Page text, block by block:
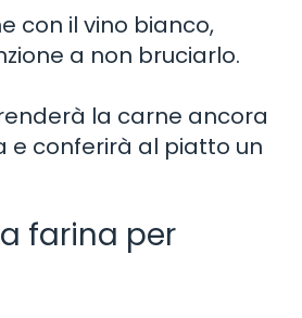
con il vino bianco,
a non bruciarlo.
la carne ancora
e conferirà al piatto un
farina per